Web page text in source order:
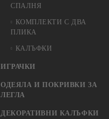
СПАЛНЯ
КОМПЛЕКТИ С ДВА
ПЛИКА
КАЛЪФКИ
ИГРАЧКИ
ОДЕЯЛА И ПОКРИВКИ ЗА
ЛЕГЛА
ДЕКОРАТИВНИ КАЛЪФКИ